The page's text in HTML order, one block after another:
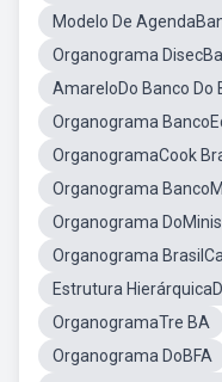
Modelo De
Organograma
AmareloDo Banco Do
Organograma
OrganogramaCook
Organograma
Organograma
Organograma
Estrutura
OrganogramaTre BA
Organograma DoBFA